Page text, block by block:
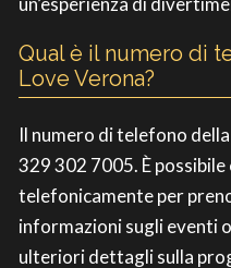
Qual è il numero di
Love Verona?
Il numero di telefono
329 302 7005. È
telefonicamente per
informazioni sugli eventi
ulteriori dettagli sulla